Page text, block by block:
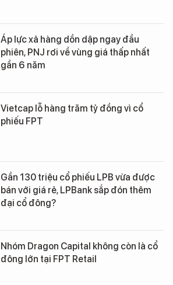
Áp lực xả hàng dồn dập ngay đầu
phiên, PNJ rơi về vùng giá thấp nhất
gần 6 năm
Vietcap lỗ hàng trăm tỷ đồng vì cổ
phiếu FPT
Gần 130 triệu cổ phiếu LPB vừa được
bán với giá rẻ, LPBank sắp đón thêm
đại cổ đông?
Nhóm Dragon Capital không còn là cổ
đông lớn tại FPT Retail